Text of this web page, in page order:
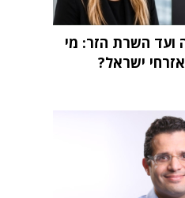
ועד השרת הזר: מי
ישראל?